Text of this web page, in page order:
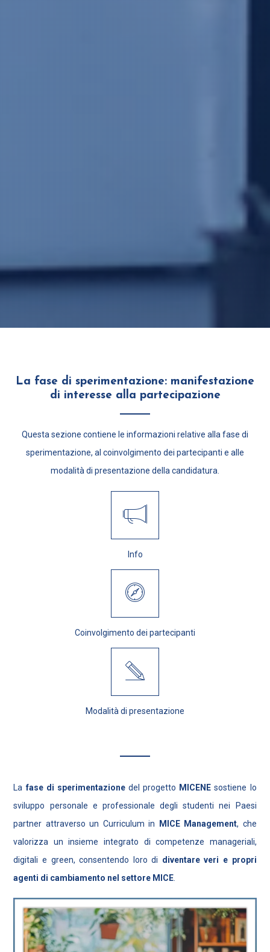
La fase di sperimentazione: manifestazione
di interesse alla partecipazione
Questa sezione contiene le informazioni relative alla fase di
sperimentazione, al coinvolgimento dei partecipanti e alle
modalità di presentazione della candidatura.
Info
Coinvolgimento dei partecipanti
Modalità di presentazione
La fase di sperimentazionedel progetto MICENE sostiene lo
sviluppo personale e professionale degli studenti nei Paesi
partner attraverso un Curriculum in
MICE Management, che
valorizza un insieme integrato di competenze manageriali,
digitali e green, consentendo loro di diventare veri e propri
agenti di cambiamento nel settore MICE